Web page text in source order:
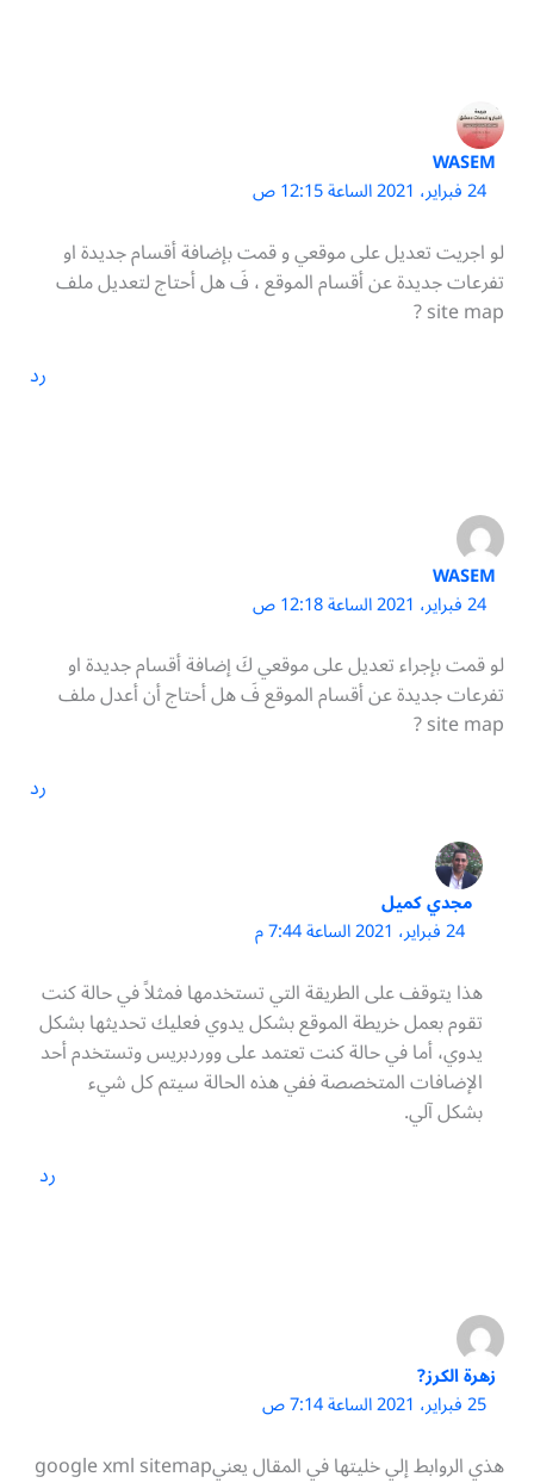
WASEM
24 فبراير، 2021 الساعة 12:15 ص
لو اجريت تعديل على موقعي و قمت بإضافة أقسام جديدة او
تفرعات جديدة عن أقسام الموقع ، فَ هل أحتاج لتعديل ملف
site map ?
رد
WASEM
24 فبراير، 2021 الساعة 12:18 ص
لو قمت بإجراء تعديل على موقعي كَ إضافة أقسام جديدة او
تفرعات جديدة عن أقسام الموقع فَ هل أحتاج أن أعدل ملف
site map ?
رد
مجدي كميل
24 فبراير، 2021 الساعة 7:44 م
هذا يتوقف على الطريقة التي تستخدمها فمثلاً في حالة كنت
تقوم بعمل خريطة الموقع بشكل يدوي فعليك تحديثها بشكل
يدوي، أما في حالة كنت تعتمد على ووردبريس وتستخدم أحد
الإضافات المتخصصة ففي هذه الحالة سيتم كل شيء
بشكل آلي.
رد
زهرة الكرز?
25 فبراير، 2021 الساعة 7:14 ص
هذي الروابط إلي خليتها في المقال يعنيgoogle xml sitemap